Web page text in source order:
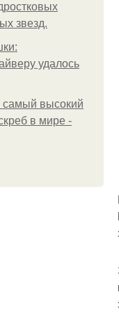
звезд.
удалось
самый высокий
в мире -